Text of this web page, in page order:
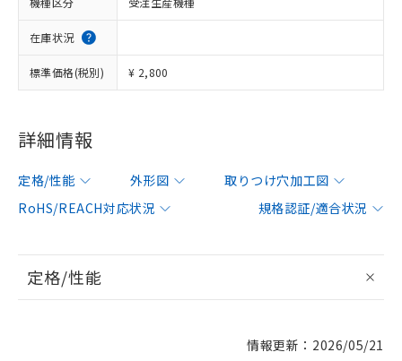
在庫状況
標準価格(税別) ¥ 2,800
詳細情報
定格/性能 外形図
取りつけ穴加工図
RoHS/REACH対応状況
規格認証/適合状況
定格/性能
情報更新：2026/05/21